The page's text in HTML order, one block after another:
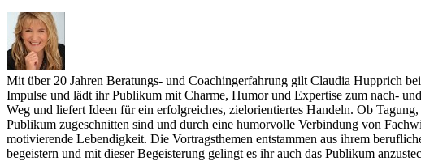
Mit über 20 Jahren Beratungs- und Coachingerfahrung gilt Claudia Hupprich
Impulse und lädt ihr Publikum mit Charme, Humor und Expertise zum nach-
Weg und liefert Ideen für ein erfolgreiches, zielorientiertes Handeln. Ob
Publikum zugeschnitten sind und durch eine humorvolle Verbindung von
motivierende Lebendigkeit. Die Vortragsthemen entstammen aus ihrem
begeistern und mit dieser Begeisterung gelingt es ihr auch das Publikum